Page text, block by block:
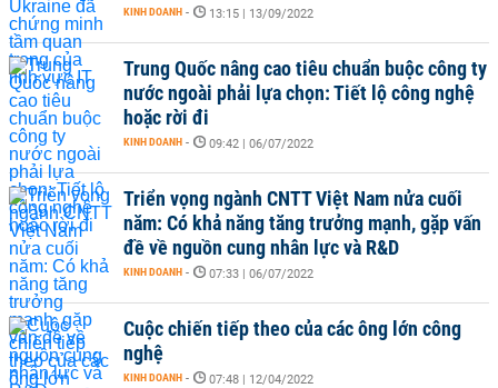
KINH DOANH - 13:15 | 13/09/2022
Trung Quốc nâng cao tiêu chuẩn buộc công ty
nước ngoài phải lựa chọn: Tiết lộ công nghệ
hoặc rời đi
KINH DOANH - 09:42 | 06/07/2022
Triển vọng ngành CNTT Việt Nam nửa cuối
năm: Có khả năng tăng trưởng mạnh, gặp vấn
đề về nguồn cung nhân lực và R&D
KINH DOANH - 07:33 | 06/07/2022
Cuộc chiến tiếp theo của các ông lớn công
nghệ
KINH DOANH - 07:48 | 12/04/2022